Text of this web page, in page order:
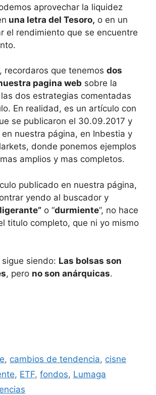
aprovechar la liquidez
una letra del Tesoro, o en un
el rendimiento que se encuentre
recordaros que tenemos dos
pagina web sobre la
dos estrategias comentadas
En realidad, es un artículo con
se publicaron el 30.09.2017 y
en nuestra página, en Inbestia y
donde ponemos ejemplos
amplios y mas completos.
publicado en nuestra página,
yendo al buscador y
o “durmiente”, no hace
titulo completo, que ni yo mismo
siendo: Las bolsas son
, pero no son anárquicas.
, cambios de tendencia, cisne
, ETF, fondos, Lumaga